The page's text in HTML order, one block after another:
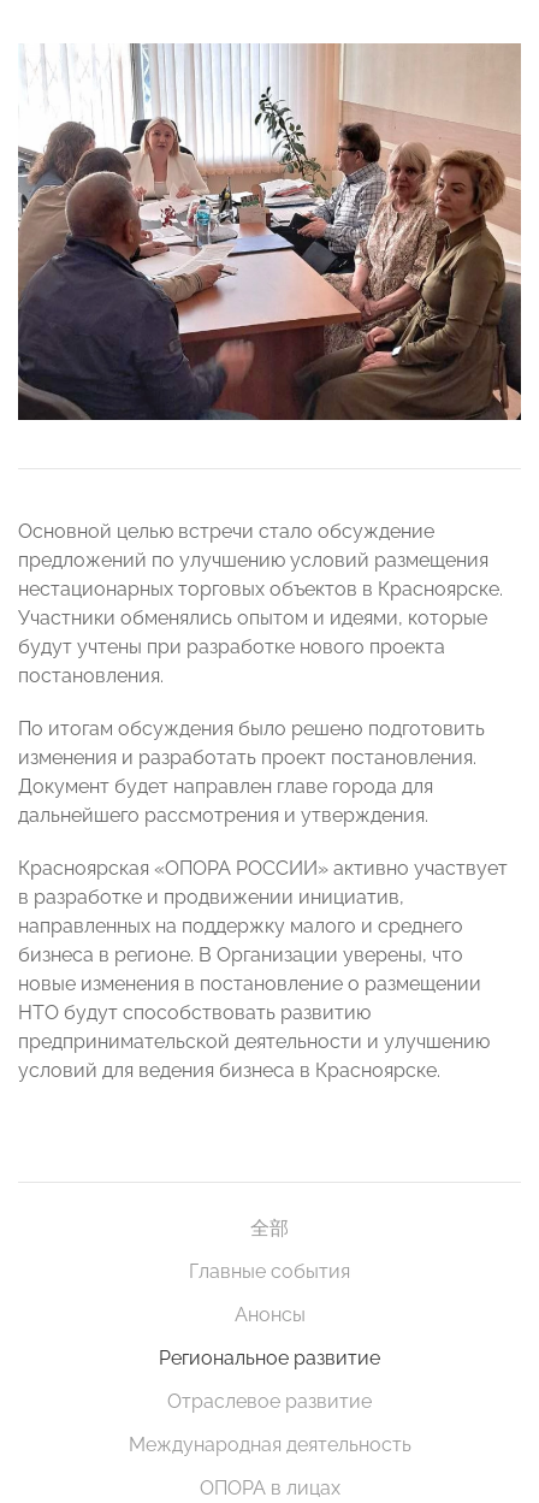
Основной целью встречи стало обсуждение
предложений по улучшению условий размещения
нестационарных торговых объектов в Красноярске.
Участники обменялись опытом и идеями, которые
будут учтены при разработке нового проекта
постановления.
По итогам обсуждения было решено подготовить
изменения и разработать проект постановления.
Документ будет направлен главе города для
дальнейшего рассмотрения и утверждения.
Красноярская «ОПОРА РОССИИ» активно участвует
в разработке и продвижении инициатив,
направленных на поддержку малого и среднего
бизнеса в регионе. В Организации уверены, что
новые изменения в постановление о размещении
НТО будут способствовать развитию
предпринимательской деятельности и улучшению
условий для ведения бизнеса в Красноярске.
全部
Главные события
Анонсы
Региональное развитие
Отраслевое развитие
Международная деятельность
ОПОРА в лицах